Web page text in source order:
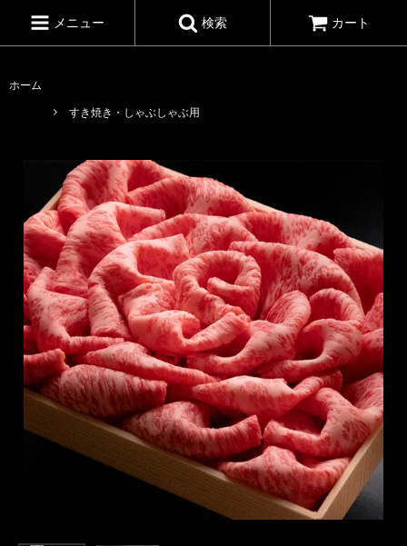
メニュー 検索 カート
ホーム
すき焼き・しゃぶしゃぶ用